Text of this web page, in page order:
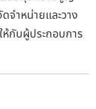
จำหน่ายและวาง
ห้กับผู้ประกอบการ